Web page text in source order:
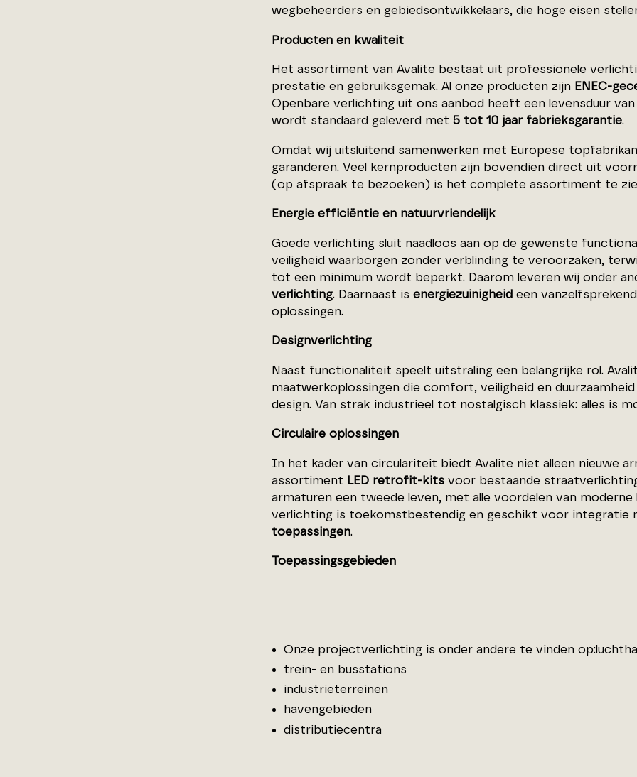
wegbeheerders en gebiedsontwikkelaars, die hoge eisen
Producten en kwaliteit
Het assortiment van Avalite bestaat uit professionele
prestatie en gebruiksgemak. Al onze producten zijn ENEC-
Openbare verlichting uit ons aanbod heeft een levensduur van
wordt standaard geleverd met 5 tot 10 jaar fabrieksgarantie.
Omdat wij uitsluitend samenwerken met Europese
garanderen. Veel kernproducten zijn bovendien direct uit
(op afspraak te bezoeken) is het complete assortiment te
Energie efficiëntie en natuurvriendelijk
Goede verlichting sluit naadloos aan op de gewenste
veiligheid waarborgen zonder verblinding te veroorzaken,
tot een minimum wordt beperkt. Daarom leveren wij onder
verlichting. Daarnaast is energiezuinigheid een
oplossingen.
Designverlichting
Naast functionaliteit speelt uitstraling een belangrijke rol.
maatwerkoplossingen die comfort, veiligheid en
design. Van strak industrieel tot nostalgisch klassiek: alles is
Circulaire oplossingen
In het kader van circulariteit biedt Avalite niet alleen nieuwe
assortiment LED retrofit-kits voor bestaande
armaturen een tweede leven, met alle voordelen van
verlichting is toekomstbestendig en geschikt voor integratie
toepassingen.
Toepassingsgebieden
Onze projectverlichting is onder andere te vinden
trein- en busstations
industrieterreinen
havengebieden
distributiecentra